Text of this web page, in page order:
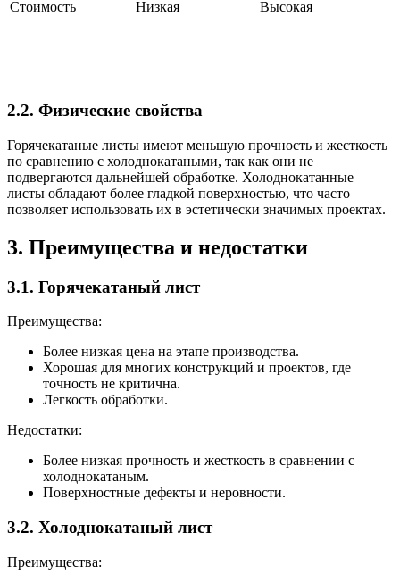
Стоимость Низкая Высокая
2.2. Физические свойства
Горячекатаные листы имеют меньшую прочность и жесткость
по сравнению с холоднокатаными, так как они не
подвергаются дальнейшей обработке. Холоднокатанные
листы обладают более гладкой поверхностью, что часто
позволяет использовать их в эстетически значимых проектах.
3. Преимущества и недостатки
3.1. Горячекатаный лист
Преимущества:
Более низкая цена на этапе производства.
Хорошая для многих конструкций и проектов, где
точность не критична.
Легкость обработки.
Недостатки:
Более низкая прочность и жесткость в сравнении с
холоднокатаным.
Поверхностные дефекты и неровности.
3.2. Холоднокатаный лист
Преимущества: